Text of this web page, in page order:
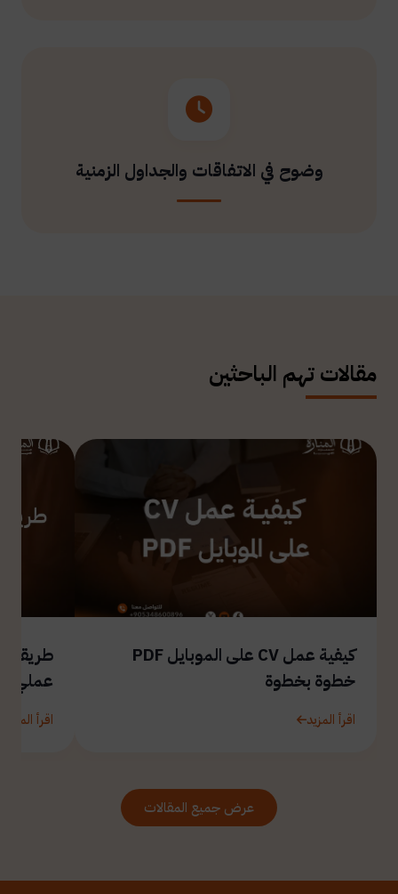
وضوح في الاتفاقات والجداول الزمنية
مقالات تهم الباحثين
كيفية عمل CV على الموبايل PDF
خطوة بخطوة
اقرأ المزيد
طريقة
عملي
اقرأ المزيد
عرض جميع المقالات